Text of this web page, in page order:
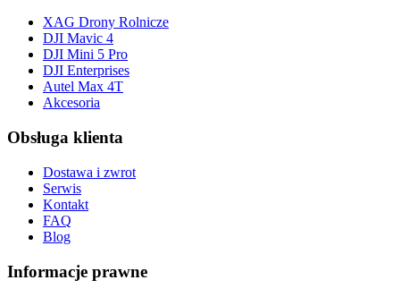
XAG Drony Rolnicze
DJI Mavic 4
DJI Mini 5 Pro
DJI Enterprises
Autel Max 4T
Akcesoria
Obsługa klienta
Dostawa i zwrot
Serwis
Kontakt
FAQ
Blog
Informacje prawne